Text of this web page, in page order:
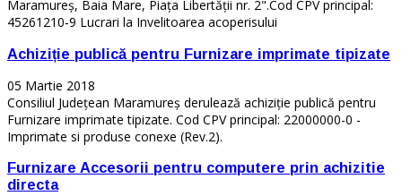
Maramureş, Baia Mare, Piaţa Libertăţii nr. 2".Cod CPV principal:
45261210‐9 Lucrari la Invelitoarea acoperisului
Achiziție publică pentru Furnizare imprimate tipizate
05 Martie 2018
Consiliul Județean Maramureș derulează achiziție publică pentru
Furnizare imprimate tipizate. Cod CPV principal: 22000000-0 -
Imprimate si produse conexe (Rev.2).
Furnizare Accesorii pentru computere prin achizitie
directa